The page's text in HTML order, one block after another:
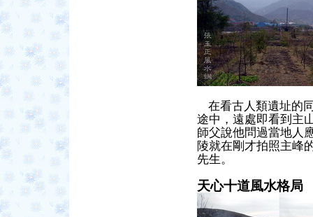
在看古人類遺址的
途中，遠處即看到主
師父說他問過當地人
陵就在剛才拍照主峰
先生。
天心十道風水格局